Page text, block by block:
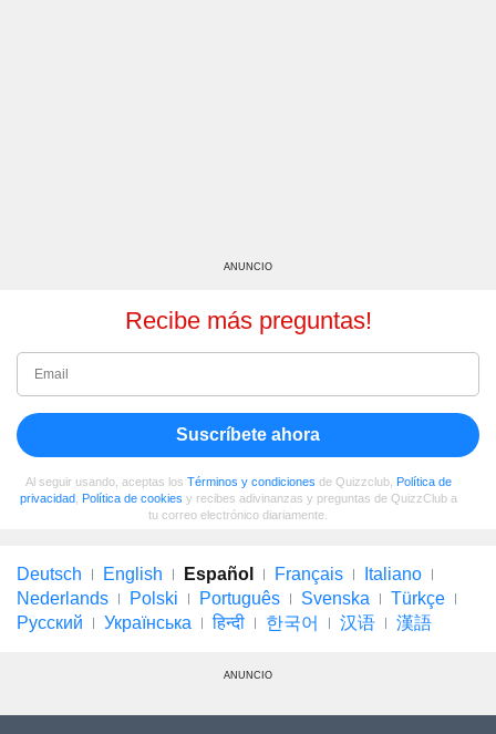
ANUNCIO
Recibe más preguntas!
Suscríbete ahora
Al seguir usando, aceptas los Términos y condiciones de Quizzclub, Política de
privacidad, Política de cookies y recibes adivinanzas y preguntas de QuizzClub a
tu correo electrónico diariamente.
Deutsch English Español Français
Italiano
Nederlands
Polski Português Svenska
Türkçe
Русский
Українська हिन्दी 한국어 汉语 漢語
ANUNCIO